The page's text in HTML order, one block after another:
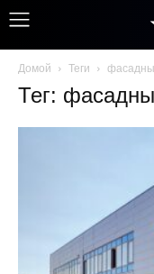
Домой Теги
Тег: